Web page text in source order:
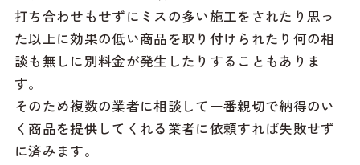
打ち合わせもせずにミスの多い施工をされたり思っ
た以上に効果の低い商品を取り付けられたり何の相
談も無しに別料金が発生したりすることもありま
す。
そのため複数の業者に相談して一番親切で納得のい
く商品を提供してくれる業者に依頼すれば失敗せず
に済みます。